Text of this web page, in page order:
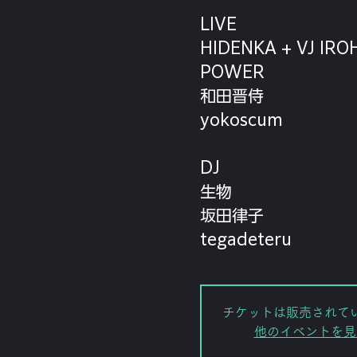
LIVE
HIDENKA + VJ
POWER
和田晋侍
yokoscum
DJ
生物
坂田律子
tegadeteru
チケットは販売されて
他のイベントを見